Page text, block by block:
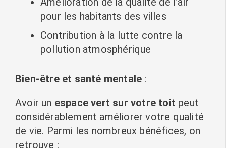
pour les habitants des villes
Contribution à la lutte contre la
pollution atmosphérique
Bien-être et santé mentale :
Avoir un espace vert sur votre toit peut
considérablement améliorer votre qualité
de vie. Parmi les nombreux bénéfices, on
retrouve :